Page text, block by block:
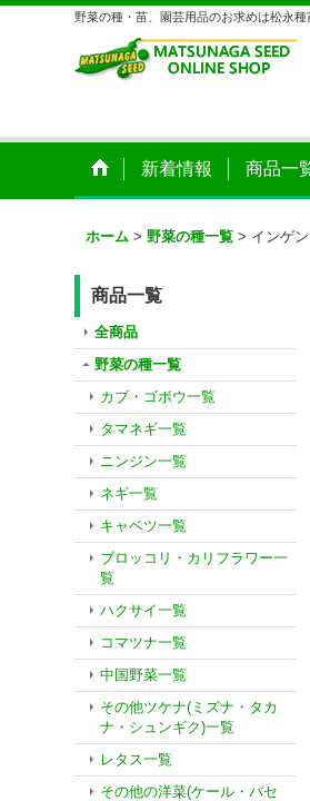
野菜の種・苗、園芸用品のお求めは松永種
新着情報 商品一
ホーム > 野菜の種一覧 > インゲ
商品一覧
全商品
野菜の種一覧
カブ・ゴボウ一覧
タマネギ一覧
ニンジン一覧
ネギ一覧
キャベツ一覧
ブロッコリ・カリフラワー一
覧
ハクサイ一覧
コマツナ一覧
中国野菜一覧
その他ツケナ(ミズナ・タカ
ナ・シュンギク)一覧
レタス一覧
その他の洋菜(ケール・パセ